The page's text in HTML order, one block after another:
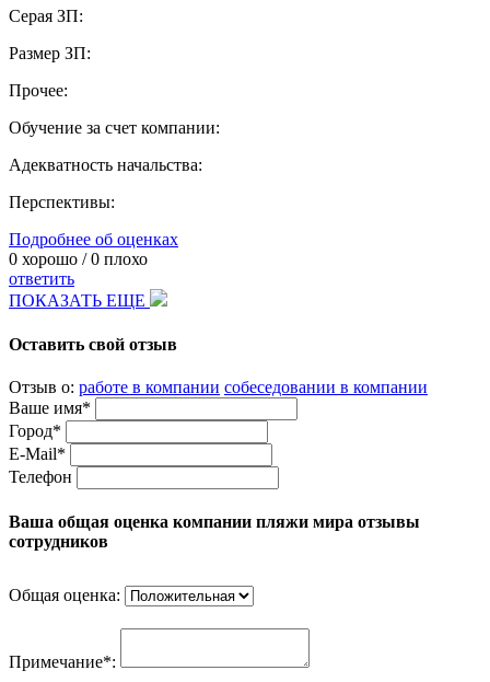
Серая ЗП:
Размер ЗП:
Прочее:
Обучение за счет компании:
Адекватность начальства:
Перспективы:
Подробнее об оценках
0 хорошо /0 плохо
ответить
ПОКАЗАТЬ ЕЩЕ
Оставить свой отзыв
Отзыв о: работе в компании собеседовании в компании
Ваше имя*
Город*
E-Mail*
Телефон
Ваша общая оценка компании пляжи мира отзывы
сотрудников
Общая оценка:
Примечание*: